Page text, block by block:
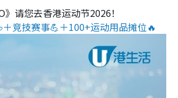
》请您去香港运动节2026！
竞技赛事💪＋100+运动用品摊位🔥